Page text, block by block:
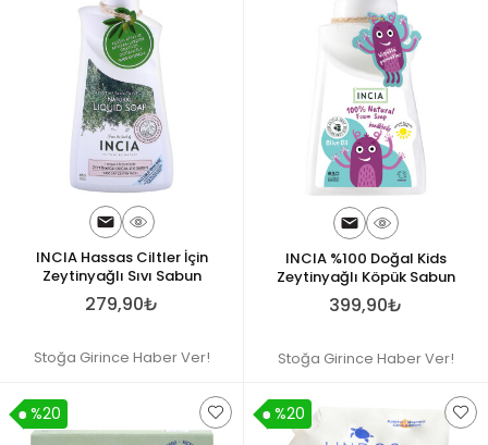
INCIA Hassas Ciltler İçin
Zeytinyağlı Sıvı Sabun
279,90₺
Stoğa Girince Haber Ver!
INCIA %100 Doğal Kids
Zeytinyağlı Köpük Sabun
399,90₺
Stoğa Girince Haber Ver!
%20 %20